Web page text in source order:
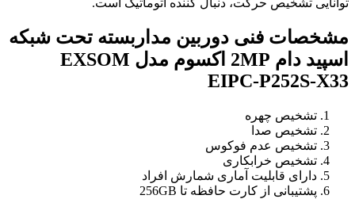
مشخصات فنی دوربین مداربسته تحت شبکه
اسپید دام 2MP اکسوم مدل EXSOM
EIPC-P252S-X33
تشخیص چهره
تشخیص صدا
تشخیص عدم فوکوس
تشخیص خرابکاری
دارای قابلیت آماری شمارش افراد
پشتیبانی از کارت حافظه تا 256GB